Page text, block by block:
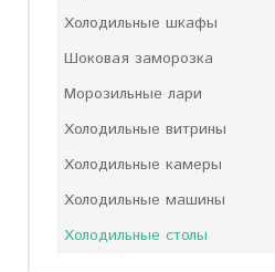
Холодильные шкафы
Шоковая заморозка
Морозильные лари
Холодильные витрины
Холодильные камеры
Холодильные машины
Холодильные столы